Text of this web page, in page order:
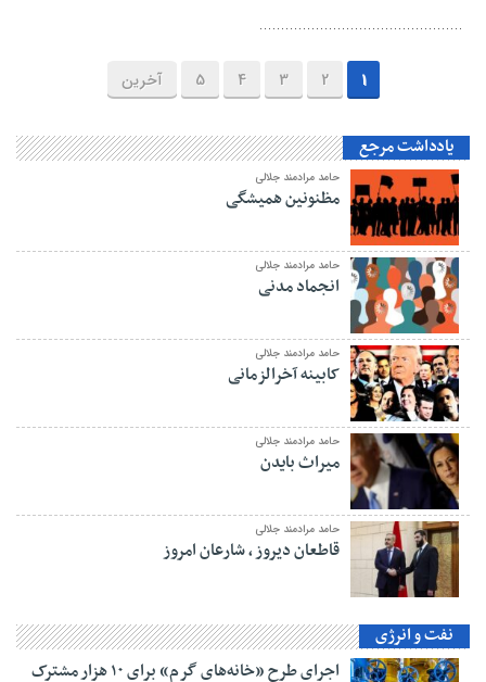
1
2
3
4
5 آخرین
یادداشت مرجع
حامد مرادمند جلالی
مظنونین همیشگی
حامد مرادمند جلالی
انجماد مدنی
حامد مرادمند جلالی
کابینه آخرالزمانی
حامد مرادمند جلالی
میراث بایدن
حامد مرادمند جلالی
قاطعان دیروز ، شارعان امروز
نفت و انرژی
اجرای طرح «خانه‌های گرم» برای ۱۰ هزار مشترک